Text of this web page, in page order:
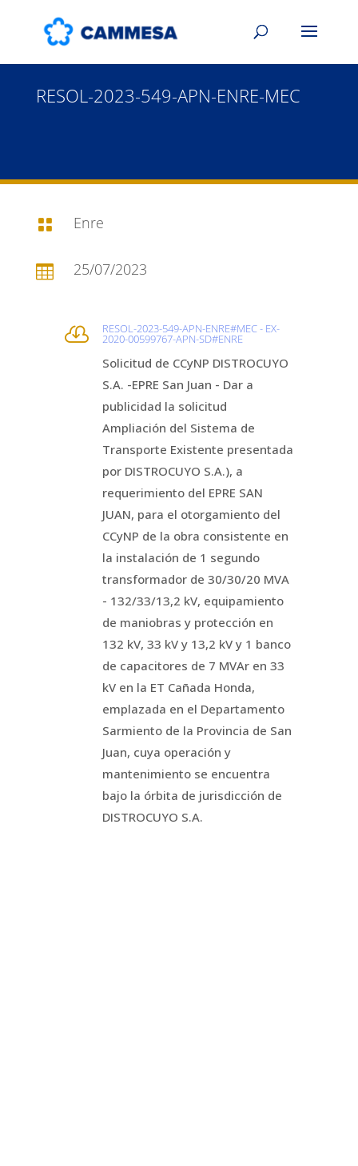
RESOL-2023-549-APN-ENRE-MEC
 Enre
 25/07/2023
 RESOL-2023-549-APN-ENRE#MEC - EX-
2020-00599767-APN-SD#ENRE
Solicitud de CCyNP DISTROCUYO
S.A. -EPRE San Juan - Dar a
publicidad la solicitud
Ampliación del Sistema de
Transporte Existente presentada
por DISTROCUYO S.A.), a
requerimiento del EPRE SAN
JUAN, para el otorgamiento del
CCyNP de la obra consistente en
la instalación de 1 segundo
transformador de 30/30/20 MVA
- 132/33/13,2 kV, equipamiento
de maniobras y protección en
132 kV, 33 kV y 13,2 kV y 1 banco
de capacitores de 7 MVAr en 33
kV en la ET Cañada Honda,
emplazada en el Departamento
Sarmiento de la Provincia de San
Juan, cuya operación y
mantenimiento se encuentra
bajo la órbita de jurisdicción de
DISTROCUYO S.A.